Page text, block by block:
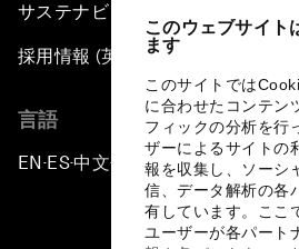
このウェブサイト
ます
このサイトでは
に合わせたコンテン
フィックの分析を行
ザーによるサイトの
報を収集し、ソーシ
信、データ解析の各
有しています。ここ
ユーザーが各パート
サステナビリティへの取り組み
採用情報 (英語のみ)
言語
EN ▪ES▪中文▪ 日本語